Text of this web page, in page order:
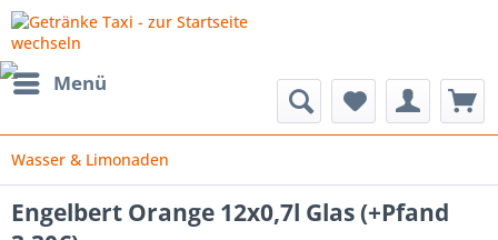
Menü
Wasser & Limonaden
Engelbert Orange 12x0,7l Glas (+Pfand